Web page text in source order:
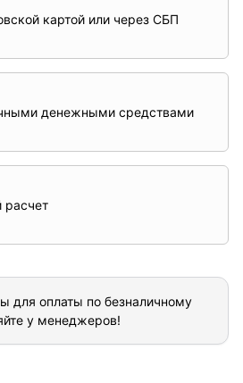
картой или через СБП
денежными средствами
расчет
для оплаты по безналичному
у менеджеров!